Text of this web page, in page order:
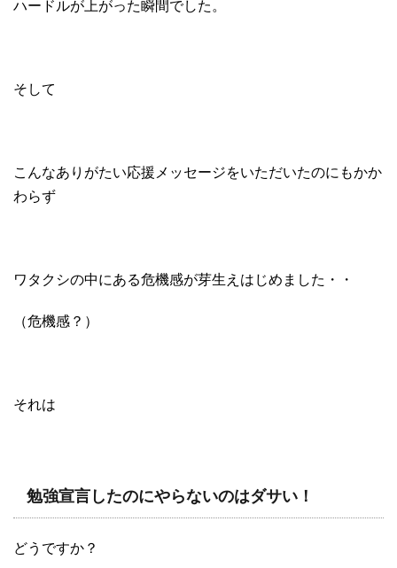
ハードルが上がった瞬間でした。
そして
こんなありがたい応援メッセージをいただいたのにもかか
わらず
ワタクシの中にある危機感が芽生えはじめました・・
（危機感？）
それは
勉強宣言したのにやらないのはダサい！
どうですか？